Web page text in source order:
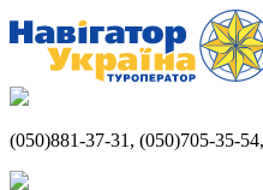
(050)881-37-31, (050)705-35-